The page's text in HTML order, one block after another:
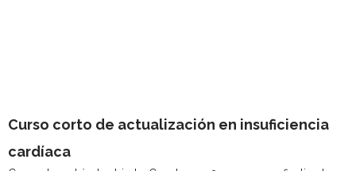
Curso corto de actualización en insuficiencia
cardíaca